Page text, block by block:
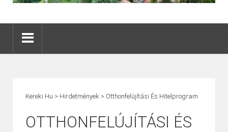
Kereki.hu > Hirdetmények > Otthonfelújítási És Hitelprogram
OTTHONFELÚJÍTÁSI ÉS